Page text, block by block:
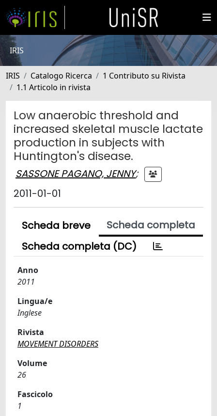
IRIS
IRIS Catalogo Ricerca
1 Contributo su Rivista
1.1 Articolo in rivista
Low anaerobic threshold and
increased skeletal muscle lactate
production in subjects with
Huntington's disease.
SASSONE PAGANO, JENNY;
2011-01-01
Scheda breve
Scheda completa
Scheda completa (DC)
Anno
2011
Lingua/e
Inglese
Rivista
MOVEMENT DISORDERS
Volume
26
Fascicolo
1